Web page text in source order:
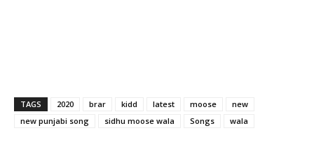
TAGS 2020 brar kidd latest moose
new
new punjabi song
sidhu moose wala Songs wala